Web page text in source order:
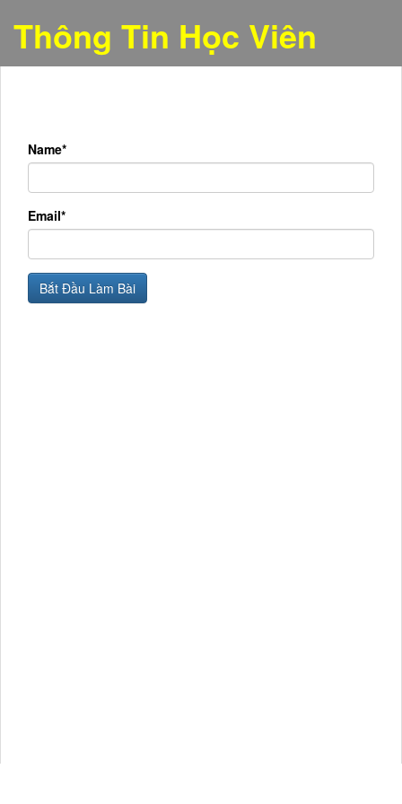
Thông Tin Học Viên
Name*
Email*
Bắt Đầu Làm Bài